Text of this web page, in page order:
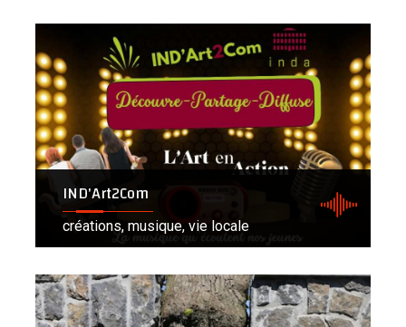
IND'Art2Com
créations, musique, vie locale